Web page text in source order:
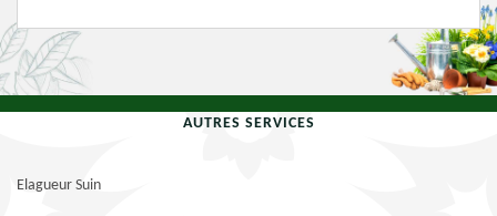
AUTRES SERVICES
Elagueur Suin